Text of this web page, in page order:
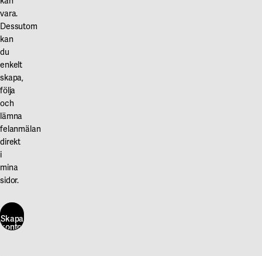
vara.
Dessutom
kan
du
enkelt
skapa,
följa
och
lämna
felanmälan
direkt
i
mina
sidor.
Skapa
konto